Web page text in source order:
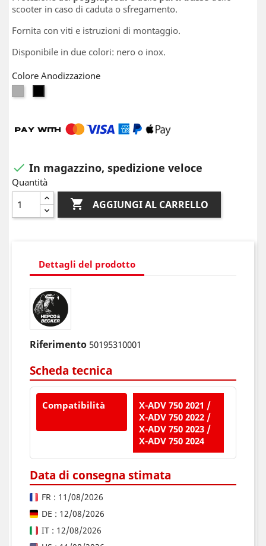
scooter in caso di caduta o sfregamento.
Fornita con viti e istruzioni di montaggio.
Disponibile in due colori: nero o inox.
Colore Anodizzazione
 In magazzino, spedizione veloce
Quantità
 AGGIUNGI AL CARRELLO
Dettagli del prodotto
Riferimento 50195310001
Scheda tecnica
Compatibilità
X-ADV 750 2021 /
X-ADV 750 2022 /
X-ADV 750 2023 /
X-ADV 750 2024
Data di consegna stimata
FR : 11/08/2026
DE : 12/08/2026
IT : 12/08/2026